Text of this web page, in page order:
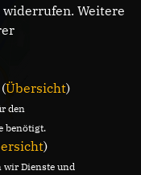
BRANDENBURG
Weitere
Übersicht)
den
benötigt.
)
wir Dienste und